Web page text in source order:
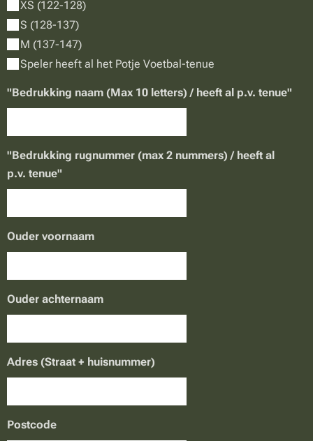
XS (122-128)
S (128-137)
M (137-147)
Speler heeft al het Potje Voetbal-tenue
"Bedrukking naam (Max 10 letters) / heeft al p.v. tenue"
"Bedrukking rugnummer (max 2 nummers) / heeft al
p.v. tenue"
Ouder voornaam
Ouder achternaam
Adres (Straat + huisnummer)
Postcode